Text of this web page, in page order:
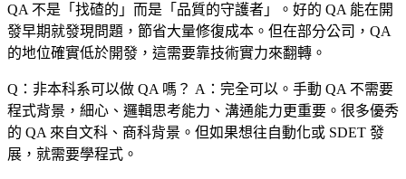
QA 不是「找碴的」而是「品質的守護者」。好的 QA 能在開
發早期就發現問題，節省大量修復成本。但在部分公司，QA
的地位確實低於開發，這需要靠技術實力來翻轉。
Q：非本科系可以做 QA 嗎？ A：完全可以。手動 QA 不需要
程式背景，細心、邏輯思考能力、溝通能力更重要。很多優秀
的 QA 來自文科、商科背景。但如果想往自動化或 SDET 發
展，就需要學程式。